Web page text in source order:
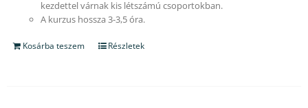
kezdettel várnak kis létszámú csoportokban.
A kurzus hossza 3-3,5 óra.
Kosárba teszem Részletek